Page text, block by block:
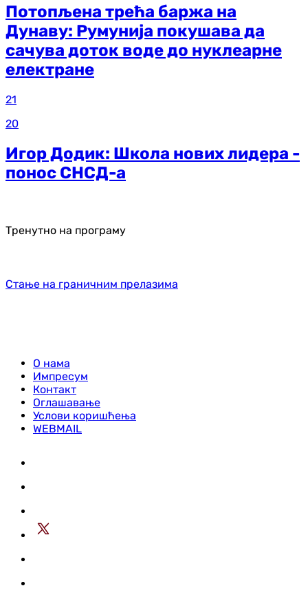
Потопљена трећа баржа на
Дунаву: Румунија покушава да
сачува доток воде до нуклеарне
електране
21
20
Игор Додик: Школа нових лидера -
понос СНСД-а
Тренутно на програму
Стање на граничним прелазима
О нама
Импресум
Контакт
Оглашавање
Услови коришћења
WEBMAIL